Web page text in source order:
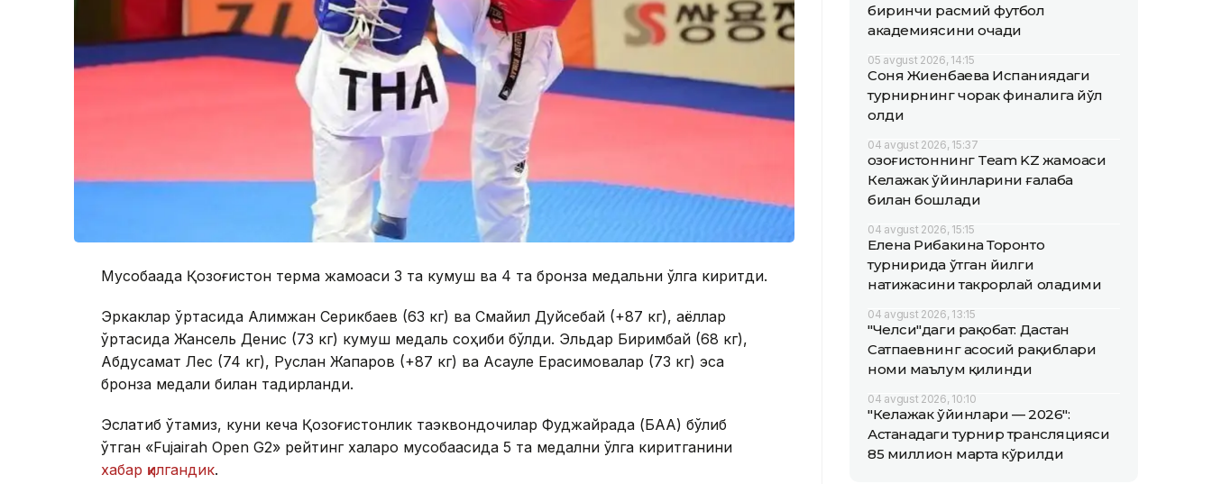
Мусобақада Қозоғистон терма жамоаси 3 та кумуш ва 4 та бронза медальни қўлга киритди.
Эркаклар ўртасида Алимжан Серикбаев (63 кг) ва Смайил Дуйсебай (+87 кг), аёллар
ўртасида Жансель Денис (73 кг) кумуш медаль соҳиби бўлди. Эльдар Биримбай (68 кг),
Абдусамат Лес (74 кг), Руслан Жапаров (+87 кг) ва Ақсауле Ерқасимовалар (73 кг) эса
бронза медали билан тақдирланди.
Эслатиб ўтамиз, куни кеча Қозоғистонлик таэквондочилар Фуджайрада (БАА) бўлиб
ўтган «Fujairah Open G2» рейтинг халқаро мусобақасида 5 та медални қўлга киритганини
хабар қилгандик.
биринчи расмий футбол
академиясини очади
05 avgust 2026, 14:15
Соня Жиенбаева Испаниядаги
турнирнинг чорак финалига йўл
олди
04 avgust 2026, 15:37
Қозоғистоннинг Team KZ жамоаси
Келажак ўйинларини ғалаба
билан бошлади
04 avgust 2026, 15:15
Елена Рибакина Торонто
турнирида ўтган йилги
натижасини такрорлай оладими
04 avgust 2026, 13:15
"Челси"даги рақобат: Дастан
Сатпаевнинг асосий рақиблари
номи маълум қилинди
04 avgust 2026, 10:10
"Келажак ўйинлари — 2026":
Астанадаги турнир трансляцияси
85 миллион марта кўрилди